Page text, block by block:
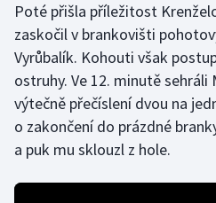
Krasobruslení
Lezení
Lyže a snowboard
Moderní pětiboj
Motorsport
Poté přišla příležitost
zaskočil v brankovišti
Vyrůbalík. Kohouti však
ostruhy. Ve 12. minutě sehráli
výtečně přečíslení dvou na
o zakončení do prázdné
a puk mu sklouzl z hole.